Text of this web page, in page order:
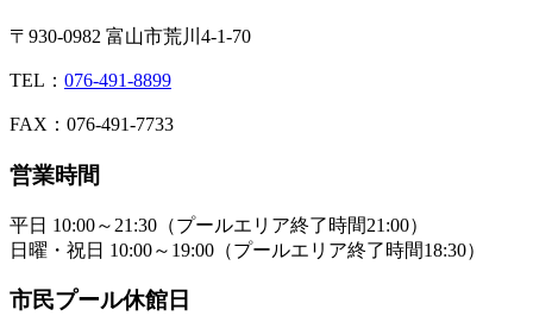
〒930-0982 富山市荒川4-1-70
TEL： 076-491-8899
FAX：076-491-7733
営業時間
平日 10:00～21:30（プールエリア終了時間21:00）
日曜・祝日 10:00～19:00（プールエリア終了時間18:30）
市民プール休館日